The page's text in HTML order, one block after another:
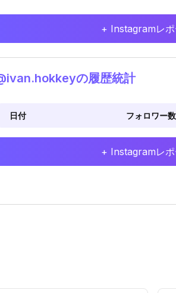
+ Instagramレポ
の履歴統計
日付 フォロワー数
+ Instagramレポ